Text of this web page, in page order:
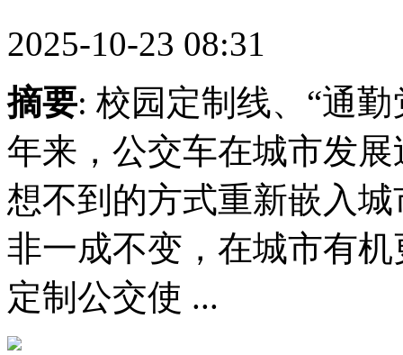
2025-10-23 08:31
摘要: 校园定制线、“通
年来，公交车在城市发
想不到的方式重新嵌入
非一成不变，在城市有
定制公交使 ...